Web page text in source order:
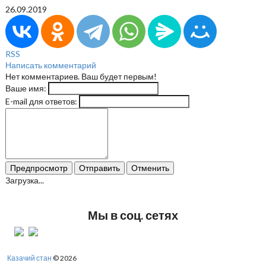
26.09.2019
RSS
Написать комментарий
Нет комментариев. Ваш будет первым!
Ваше имя:
E-mail для ответов:
Предпросмотр Отправить Отменить
Загрузка...
Мы в соц. сетях
Казачий стан © 2026